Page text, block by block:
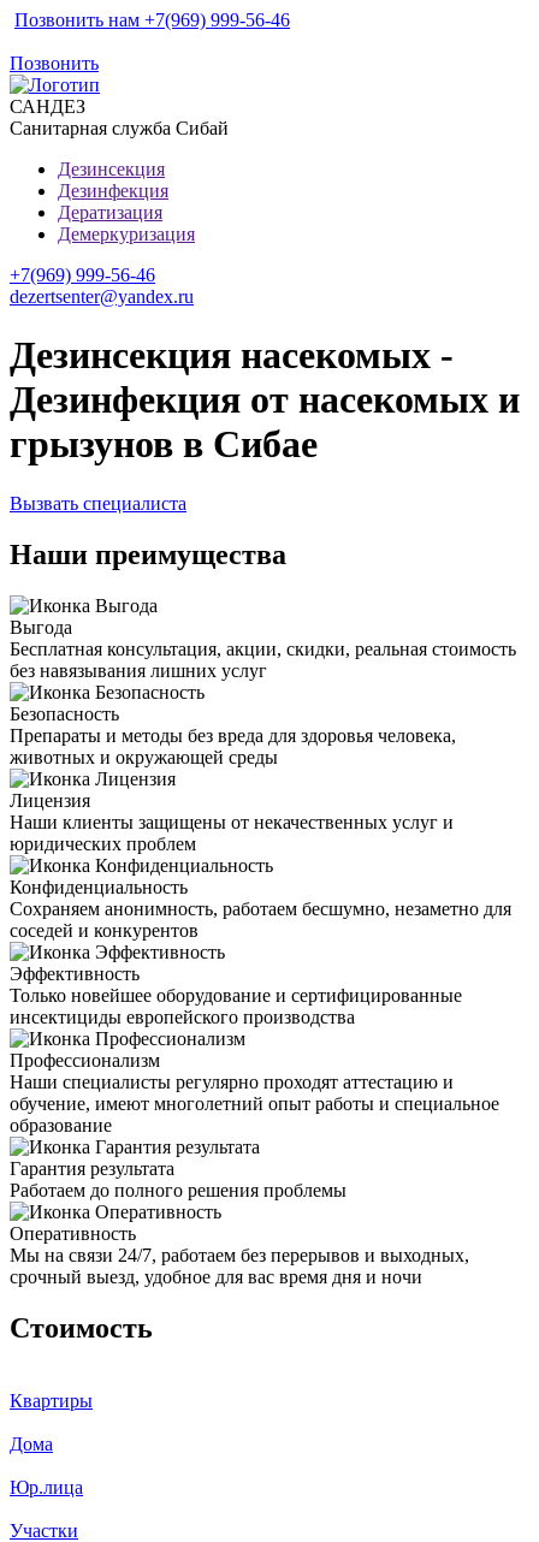
Позвонить нам +7(969) 999-56-46
Позвонить
САНДЕЗ
Санитарная служба Сибай
Дезинсекция
Дезинфекция
Дератизация
Демеркуризация
+7(969) 999-56-46
dezertsenter@yandex.ru
Дезинсекция насекомых -
Дезинфекция от насекомых и
грызунов в Сибае
Вызвать специалиста
Наши преимущества
Выгода
Бесплатная консультация, акции, скидки, реальная стоимость
без навязывания лишних услуг
Безопасность
Препараты и методы без вреда для здоровья человека,
животных и окружающей среды
Лицензия
Наши клиенты защищены от некачественных услуг и
юридических проблем
Конфиденциальность
Сохраняем анонимность, работаем бесшумно, незаметно для
соседей и конкурентов
Эффективность
Только новейшее оборудование и сертифицированные
инсектициды европейского производства
Профессионализм
Наши специалисты регулярно проходят аттестацию и
обучение, имеют многолетний опыт работы и специальное
образование
Гарантия результата
Работаем до полного решения проблемы
Оперативность
Мы на связи 24/7, работаем без перерывов и выходных,
срочный выезд, удобное для вас время дня и ночи
Стоимость
Квартиры
Дома
Юр.лица
Участки